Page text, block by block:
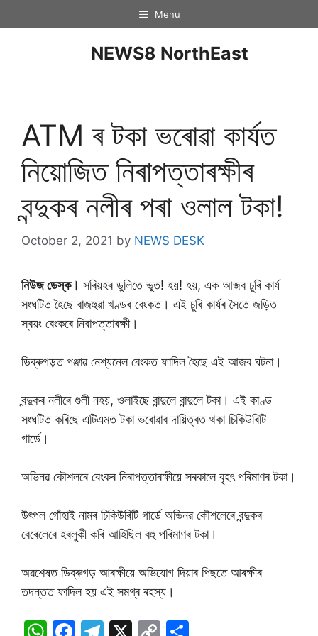
Menu
NEWS8 NorthEast
ATM ৰ টকা ভৰােৱা কাৰ্যত
নিয়ােজিত নিৰাপত্তাৰক্ষীৰ
বন্দুকৰ নলীৰ পৰা ওলাল টকা!
October 2, 2021 by NEWS DESK
নিউজ ডেস্ক। সৰিয়হৰ ডুলিতে ভূত! হয়! হয়, এক আজব চুৰি কাৰ্য
সংঘটিত হৈছে ৰাজহুৱা খণ্ডৰ বেংকত। এই চুৰি কাৰ্যৰ সৈতে জড়িত
স্বয়ং বেংকৰে নিৰাপত্তাৰক্ষী।
ডিব্ৰুগড়ত পঞ্জাৱ নেশ্যনেল বেংকত ফাদিল হৈছে এই আজব ঘটনা।
বন্দুকৰ নলীৰে গুলী নহয়, ওলাইছে বান্দুলে বান্দুলে টকা। এই কাণ্ড
সংঘটিত কৰিছে এটিএমত টকা ভৰোৱাৰ দায়িত্বত থকা চিকিউৰিটি
গাৰ্ডে।
অভিনৱ কৌশলৰে বেংকৰ নিৰাপত্তাৰক্ষীয়ে সৰকালে বৃহৎ পৰিমাণৰ টকা।
উৎপল গোঁহাই নামৰ চিকিউৰিটি গাৰ্ডে অভিনৱ কৌশলেৰে বন্দুকৰ
বেৰেলেৰে হৰলুকী কৰি আহিছিল বহু পৰিমাণৰ টকা।
অৱশেষত ডিব্ৰুগড় আৰক্ষীয়ে অভিযোগ দিয়াৰ পিছতে আৰক্ষীৰ
তদন্তত ফাদিল হয় এই সমগ্ৰ ৰহস্য।